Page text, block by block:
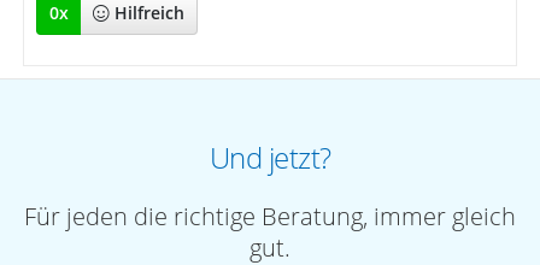
0x Hilfreich
Und jetzt?
Für jeden die richtige Beratung, immer gleich
gut.